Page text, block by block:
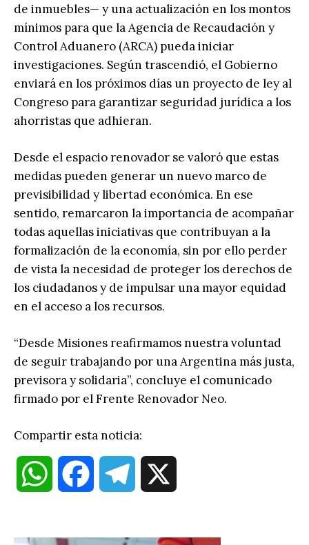
de inmuebles— y una actualización en los montos
mínimos para que la Agencia de Recaudación y
Control Aduanero (ARCA) pueda iniciar
investigaciones. Según trascendió, el Gobierno
enviará en los próximos días un proyecto de ley al
Congreso para garantizar seguridad jurídica a los
ahorristas que adhieran.
Desde el espacio renovador se valoró que estas
medidas pueden generar un nuevo marco de
previsibilidad y libertad económica. En ese
sentido, remarcaron la importancia de acompañar
todas aquellas iniciativas que contribuyan a la
formalización de la economía, sin por ello perder
de vista la necesidad de proteger los derechos de
los ciudadanos y de impulsar una mayor equidad
en el acceso a los recursos.
“Desde Misiones reafirmamos nuestra voluntad
de seguir trabajando por una Argentina más justa,
previsora y solidaria”, concluye el comunicado
firmado por el Frente Renovador Neo.
Compartir esta noticia:
W